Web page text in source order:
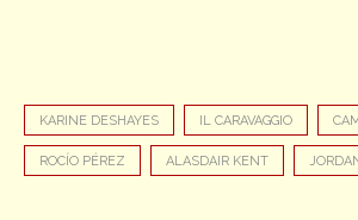
KARINE DESHAYES IL CARAVAGGIO
ROCÍO PÉREZ ALASDAIR KENT